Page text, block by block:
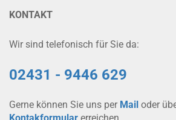
KONTAKT
Wir sind telefonisch für Sie da:
02431 - 9446 629
Gerne können Sie uns per Mail oder